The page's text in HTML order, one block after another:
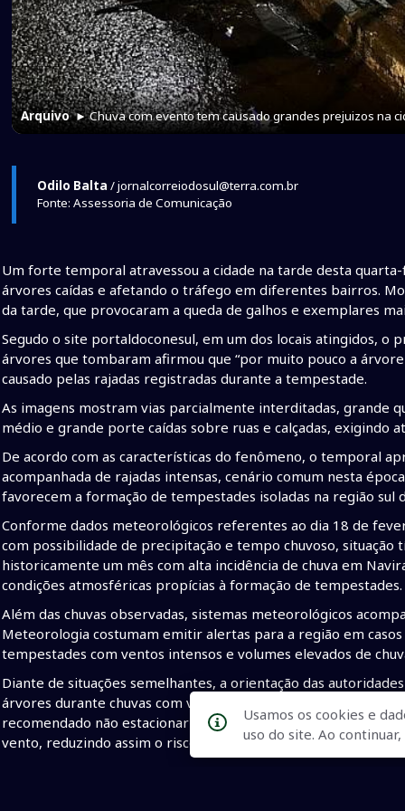
Arquivo► Chuva com evento tem causado grandes prejuizos na
Odilo Balta / jornalcorreiodosul@terra.com.br
Fonte: Assessoria de Comunicação
Um forte temporal atravessou a cidade na tarde desta
árvores caídas e afetando o tráfego em diferentes bairros.
da tarde, que provocaram a queda de galhos e exemplares
Segudo o site portaldoconesul, em um dos locais atingidos,
árvores que tombaram afirmou que “por muito pouco a
causado pelas rajadas registradas durante a tempestade.
As imagens mostram vias parcialmente interditadas, grande
médio e grande porte caídas sobre ruas e calçadas, exigindo
De acordo com as características do fenômeno, o temporal
acompanhada de rajadas intensas, cenário comum nesta
favorecem a formação de tempestades isoladas na região sul
Conforme dados meteorológicos referentes ao dia 18 de
com possibilidade de precipitação e tempo chuvoso,
historicamente um mês com alta incidência de chuva em
condições atmosféricas propícias à formação de tempestades.
Além das chuvas observadas, sistemas meteorológicos
Meteorologia costumam emitir alertas para a região em
tempestades com ventos intensos e volumes elevados de
Diante de situações semelhantes, a orientação das
árvores durante chuvas com ventos fortes, devido ao risco
recomendado não estacionar veículos próximos a árvores,
vento, reduzindo assim o risco de acidentes e prejuízos
Usamos os cookies e
uso do site. Ao